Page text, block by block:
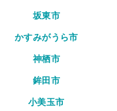
坂東市
かすみがうら市
神栖市
鉾田市
小美玉市